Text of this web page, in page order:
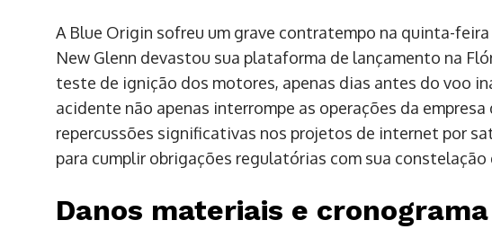
A Blue Origin sofreu um grave contratempo na quinta-
New Glenn devastou sua plataforma de lançamento na
teste de ignição dos motores, apenas dias antes do voo
acidente não apenas interrompe as operações da empresa
repercussões significativas nos projetos de internet por
para cumplir obrigações regulatórias com sua
Danos materiais e